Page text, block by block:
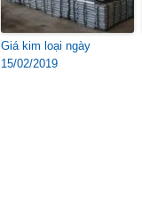
Giá kim loại ngày
15/02/2019